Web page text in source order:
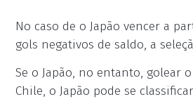
No caso de o Japão vencer a
gols negativos de saldo, a
Se o Japão, no entanto, golear
Chile, o Japão pode se